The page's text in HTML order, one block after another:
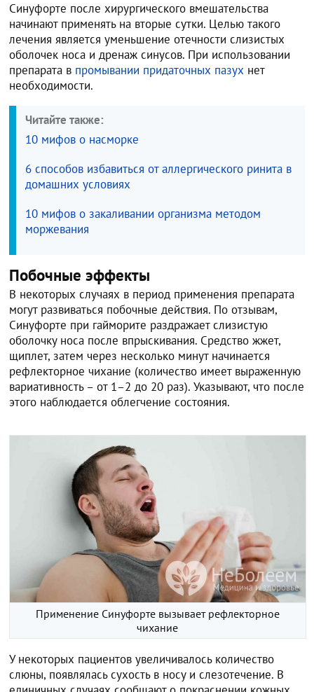
Синуфорте после хирургического вмешательства
начинают применять на вторые сутки. Целью такого
лечения является уменьшение отечности слизистых
оболочек носа и дренаж синусов. При использовании
препарата в промывании придаточных пазух нет
необходимости.
Читайте также:
10 мифов о насморке
6 способов избавиться от аллергического ринита в
домашних условиях
10 мифов о закаливании организма методом
моржевания
Побочные эффекты
В некоторых случаях в период применения препарата
могут развиваться побочные действия. По отзывам,
Синуфорте при гайморите раздражает слизистую
оболочку носа после впрыскивания. Средство жжет,
щиплет, затем через несколько минут начинается
рефлекторное чихание (количество имеет выраженную
вариативность – от 1–2 до 20 раз). Указывают, что после
этого наблюдается облегчение состояния.
Применение Синуфорте вызывает рефлекторное
чихание
У некоторых пациентов увеличивалось количество
слюны, появлялась сухость в носу и слезотечение. В